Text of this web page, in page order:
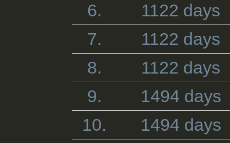
6.
1122 days
7.
1122 days
8.
1122 days
9.
1494 days
10.
1494 days